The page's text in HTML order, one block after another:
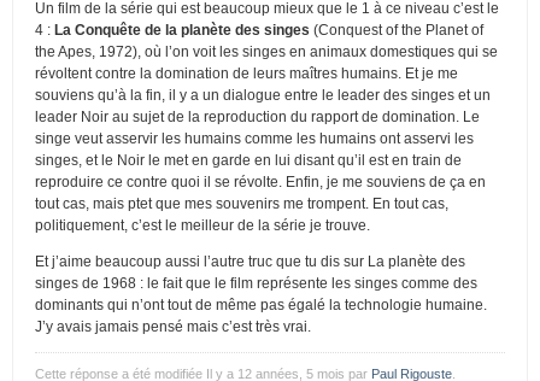
Un film de la série qui est beaucoup mieux que le 1 à ce niveau c’est le
4 : La Conquête de la planète des singes (Conquest of the Planet of
the Apes, 1972), où l’on voit les singes en animaux domestiques qui se
révoltent contre la domination de leurs maîtres humains. Et je me
souviens qu’à la fin, il y a un dialogue entre le leader des singes et un
leader Noir au sujet de la reproduction du rapport de domination. Le
singe veut asservir les humains comme les humains ont asservi les
singes, et le Noir le met en garde en lui disant qu’il est en train de
reproduire ce contre quoi il se révolte. Enfin, je me souviens de ça en
tout cas, mais ptet que mes souvenirs me trompent. En tout cas,
politiquement, c’est le meilleur de la série je trouve.
Et j’aime beaucoup aussi l’autre truc que tu dis sur La planète des
singes de 1968 : le fait que le film représente les singes comme des
dominants qui n’ont tout de même pas égalé la technologie humaine.
J’y avais jamais pensé mais c’est très vrai.
Cette réponse a été modifiée Il y a 12 années, 5 mois par Paul Rigouste